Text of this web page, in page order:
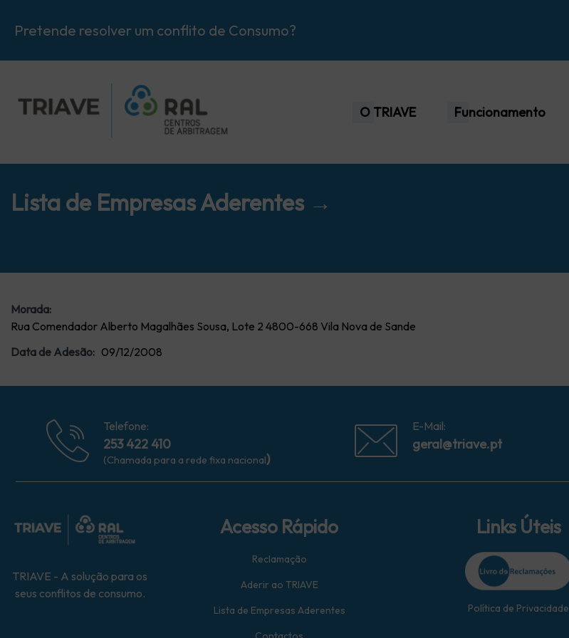
Pretende resolver um conflito de Consumo?
O TRIAVE Funcionamento
Lista de Empresas Aderentes →
Morada:
Rua Comendador Alberto Magalhães Sousa, Lote 2 4800-668 Vila Nova de Sande
Data de Adesão: 09/12/2008
Telefone:
253 422 410
(Chamada para a rede fixa nacional)
E-Mail:
geral@triave.pt
TRIAVE - A solução para os
seus conflitos de consumo.
Acesso Rápido
Reclamação
Aderir ao TRIAVE
Lista de Empresas Aderentes
Links Úteis
Política de Privacidade